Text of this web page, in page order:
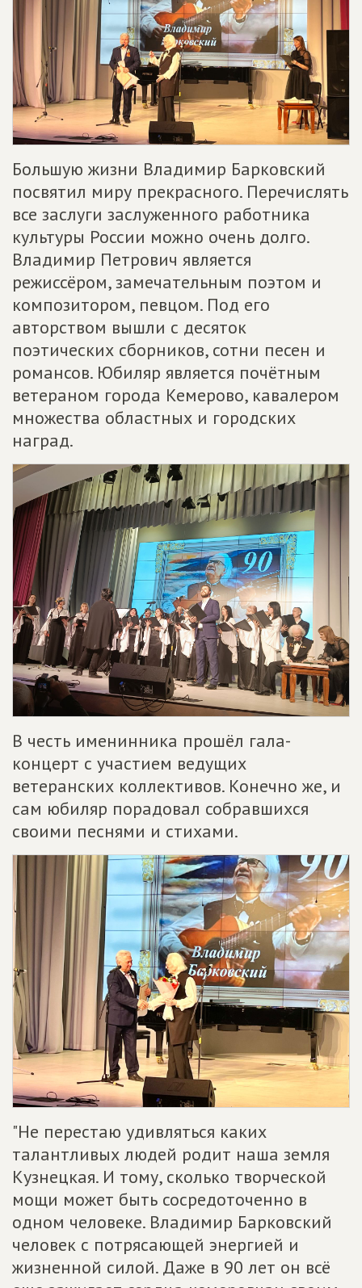
Большую жизни Владимир Барковский
посвятил миру прекрасного. Перечислять
все заслуги заслуженного работника
культуры России можно очень долго.
Владимир Петрович является
режиссёром, замечательным поэтом и
композитором, певцом. Под его
авторством вышли с десяток
поэтических сборников, сотни песен и
романсов. Юбиляр является почётным
ветераном города Кемерово, кавалером
множества областных и городских
наград.
В честь именинника прошёл гала-
концерт с участием ведущих
ветеранских коллективов. Конечно же, и
сам юбиляр порадовал собравшихся
своими песнями и стихами.
"Не перестаю удивляться каких
талантливых людей родит наша земля
Кузнецкая. И тому, сколько творческой
мощи может быть сосредоточенно в
одном человеке. Владимир Барковский
человек с потрясающей энергией и
жизненной силой. Даже в 90 лет он всё